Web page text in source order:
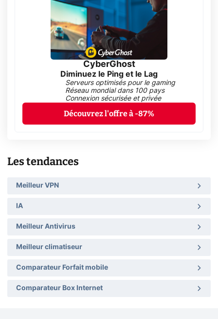
CyberGhost
Diminuez le Ping et le Lag
Serveurs optimisés pour le gaming
Réseau mondial dans 100 pays
Connexion sécurisée et privée
Découvrez l'offre à -87%
Les tendances
Meilleur VPN
IA
Meilleur Antivirus
Meilleur climatiseur
Comparateur Forfait mobile
Comparateur Box Internet